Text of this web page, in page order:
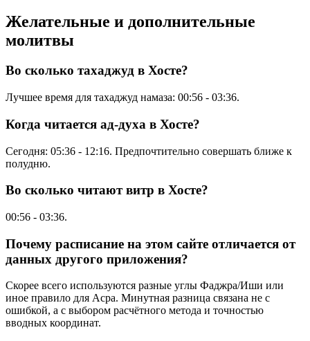
Желательные и дополнительные
молитвы
Во сколько тахаджуд в Хосте?
Лучшее время для тахаджуд намаза: 00:56 - 03:36.
Когда читается ад-духа в Хосте?
Сегодня: 05:36 - 12:16. Предпочтительно совершать ближе к
полудню.
Во сколько читают витр в Хосте?
00:56 - 03:36.
Почему расписание на этом сайте отличается от
данных другого приложения?
Скорее всего используются разные углы Фаджра/Иши или
иное правило для Асра. Минутная разница связана не с
ошибкой, а с выбором расчётного метода и точностью
вводных координат.